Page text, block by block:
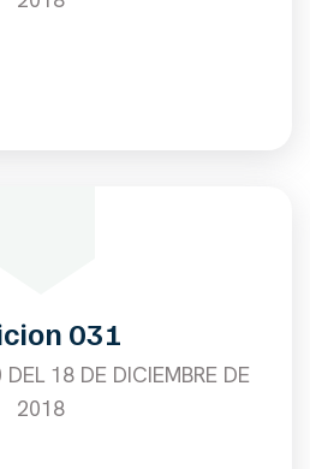
031
18 DE DICIEMBRE DE
2018